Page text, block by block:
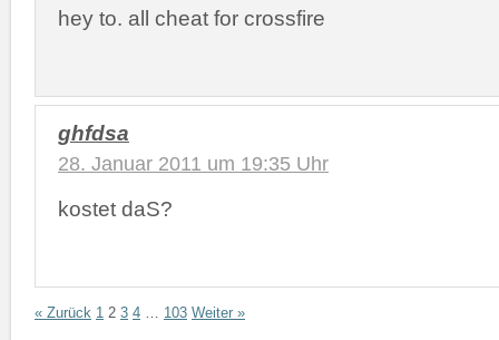
hey to. all cheat for crossfire
ghfdsa
28. Januar 2011 um 19:35 Uhr
kostet daS?
« Zurück 1 2 3 4 103 Weiter »